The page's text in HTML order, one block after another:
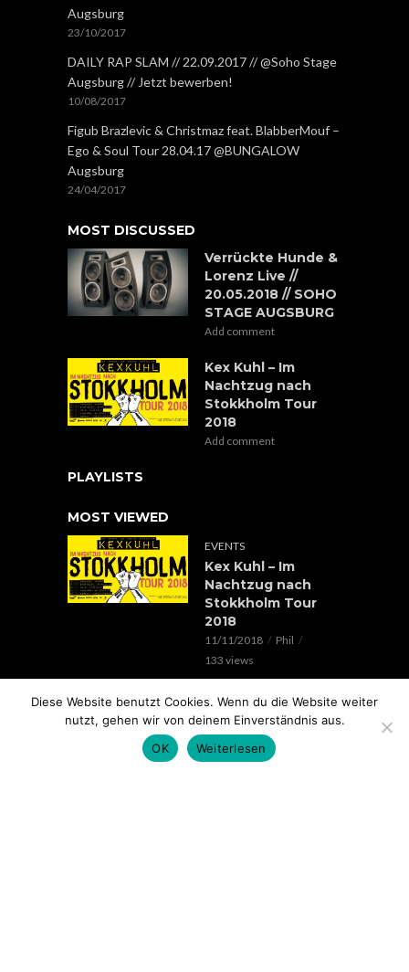
Augsburg
23/10/2017
DAILY RAP SLAM // 22.09.2017 // @Soho Stage
Augsburg // Jetzt bewerben!
10/08/2017
Figub Brazlevic & Christmaz feat. BlabberMouf –
Ego & Soul Tour 28.04.17 @BUNGALOW
Augsburg
24/04/2017
MOST DISCUSSED
Verrückte Hunde &
Lorenz Live //
20.05.2018 // SOHO
STAGE AUGSBURG
Add comment
Kex Kuhl – Im
Nachtzug nach
Stokkholm Tour
2018
Add comment
PLAYLISTS
MOST VIEWED
EVENTS
Kex Kuhl – Im
Nachtzug nach
Stokkholm Tour
2018
11/11/2018
Phil
133 views
EVENTS
Verrückte Hunde &
Lorenz Live //
20.05.2018 // SOHO
Diese Website benutzt Cookies. Wenn du die Website weiter
nutzt, gehen wir von deinem Einverständnis aus.
OK
Weiterlesen